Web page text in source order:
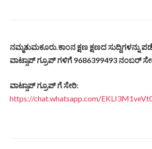
ನಮ್ಮತುಮಕೂರು.ಕಾಂನ ಕ್ಷಣ ಕ್ಷಣದಸುದ್ದಿಗಳನ್ನು
ವಾಟ್ಸಾಪ್ ಗ್ರೂಪ್ ಗಳಿಗೆ 9686399493 ನಂಬರ್
ವಾಟ್ಸಾಪ್ ಗ್ರೂಪ್ ಗೆ ಸೇರಿ:
https://chat.whatsapp.com/